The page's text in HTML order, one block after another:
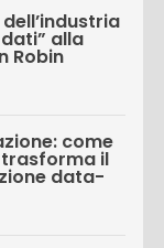
alla
Robin
come
trasforma il
data-